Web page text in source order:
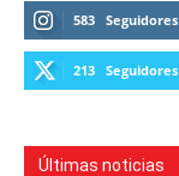
583 Seguidores
213 Seguidores
Últimas noticias